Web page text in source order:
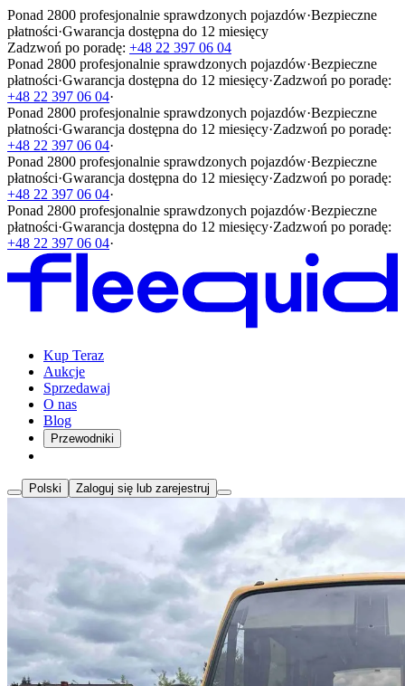
Ponad 2800 profesjonalnie sprawdzonych pojazdów·Bezpieczne
płatności·Gwarancja dostępna do 12 miesięcy
Zadzwoń po poradę: +48 22 397 06 04
Ponad 2800 profesjonalnie sprawdzonych pojazdów·Bezpieczne
płatności·Gwarancja dostępna do 12 miesięcy·Zadzwoń po poradę:
+48 22 397 06 04·
Ponad 2800 profesjonalnie sprawdzonych pojazdów·Bezpieczne
płatności·Gwarancja dostępna do 12 miesięcy·Zadzwoń po poradę:
+48 22 397 06 04·
Ponad 2800 profesjonalnie sprawdzonych pojazdów·Bezpieczne
płatności·Gwarancja dostępna do 12 miesięcy·Zadzwoń po poradę:
+48 22 397 06 04·
Ponad 2800 profesjonalnie sprawdzonych pojazdów·Bezpieczne
płatności·Gwarancja dostępna do 12 miesięcy·Zadzwoń po poradę:
+48 22 397 06 04·
Kup Teraz
Aukcje
Sprzedawaj
O nas
Blog
Przewodniki
Polski Zaloguj się lub zarejestruj